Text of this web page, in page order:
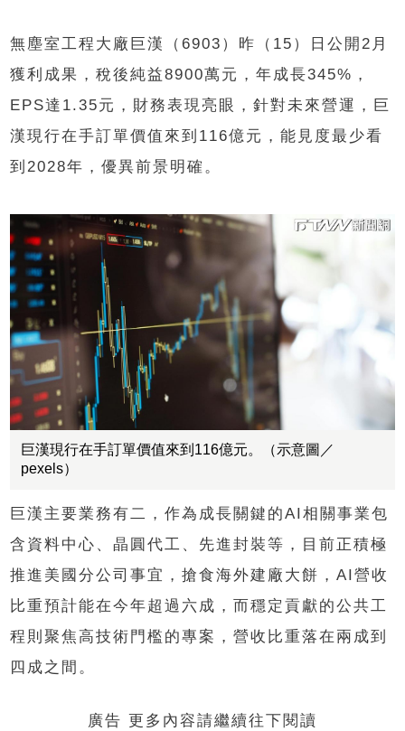
無塵室工程大廠巨漢（6903）昨（15）日公開2月
獲利成果，稅後純益8900萬元，年成長345%，
EPS達1.35元，財務表現亮眼，針對未來營運，巨
漢現行在手訂單價值來到116億元，能見度最少看
到2028年，優異前景明確。
巨漢現行在手訂單價值來到116億元。（示意圖／
pexels）
巨漢主要業務有二，作為成長關鍵的AI相關事業包
含資料中心、晶圓代工、先進封裝等，目前正積極
推進美國分公司事宜，搶食海外建廠大餅，AI營收
比重預計能在今年超過六成，而穩定貢獻的公共工
程則聚焦高技術門檻的專案，營收比重落在兩成到
四成之間。
廣告 更多內容請繼續往下閱讀